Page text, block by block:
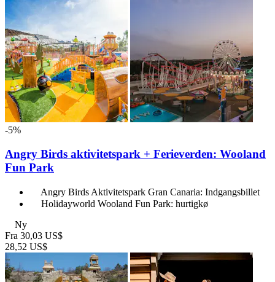
-5%
Angry Birds aktivitetspark + Ferieverden: Wooland
Fun Park
Angry Birds Aktivitetspark Gran Canaria: Indgangsbillet
Holidayworld Wooland Fun Park: hurtigkø
Ny
Fra 30,03 US$
28,52 US$